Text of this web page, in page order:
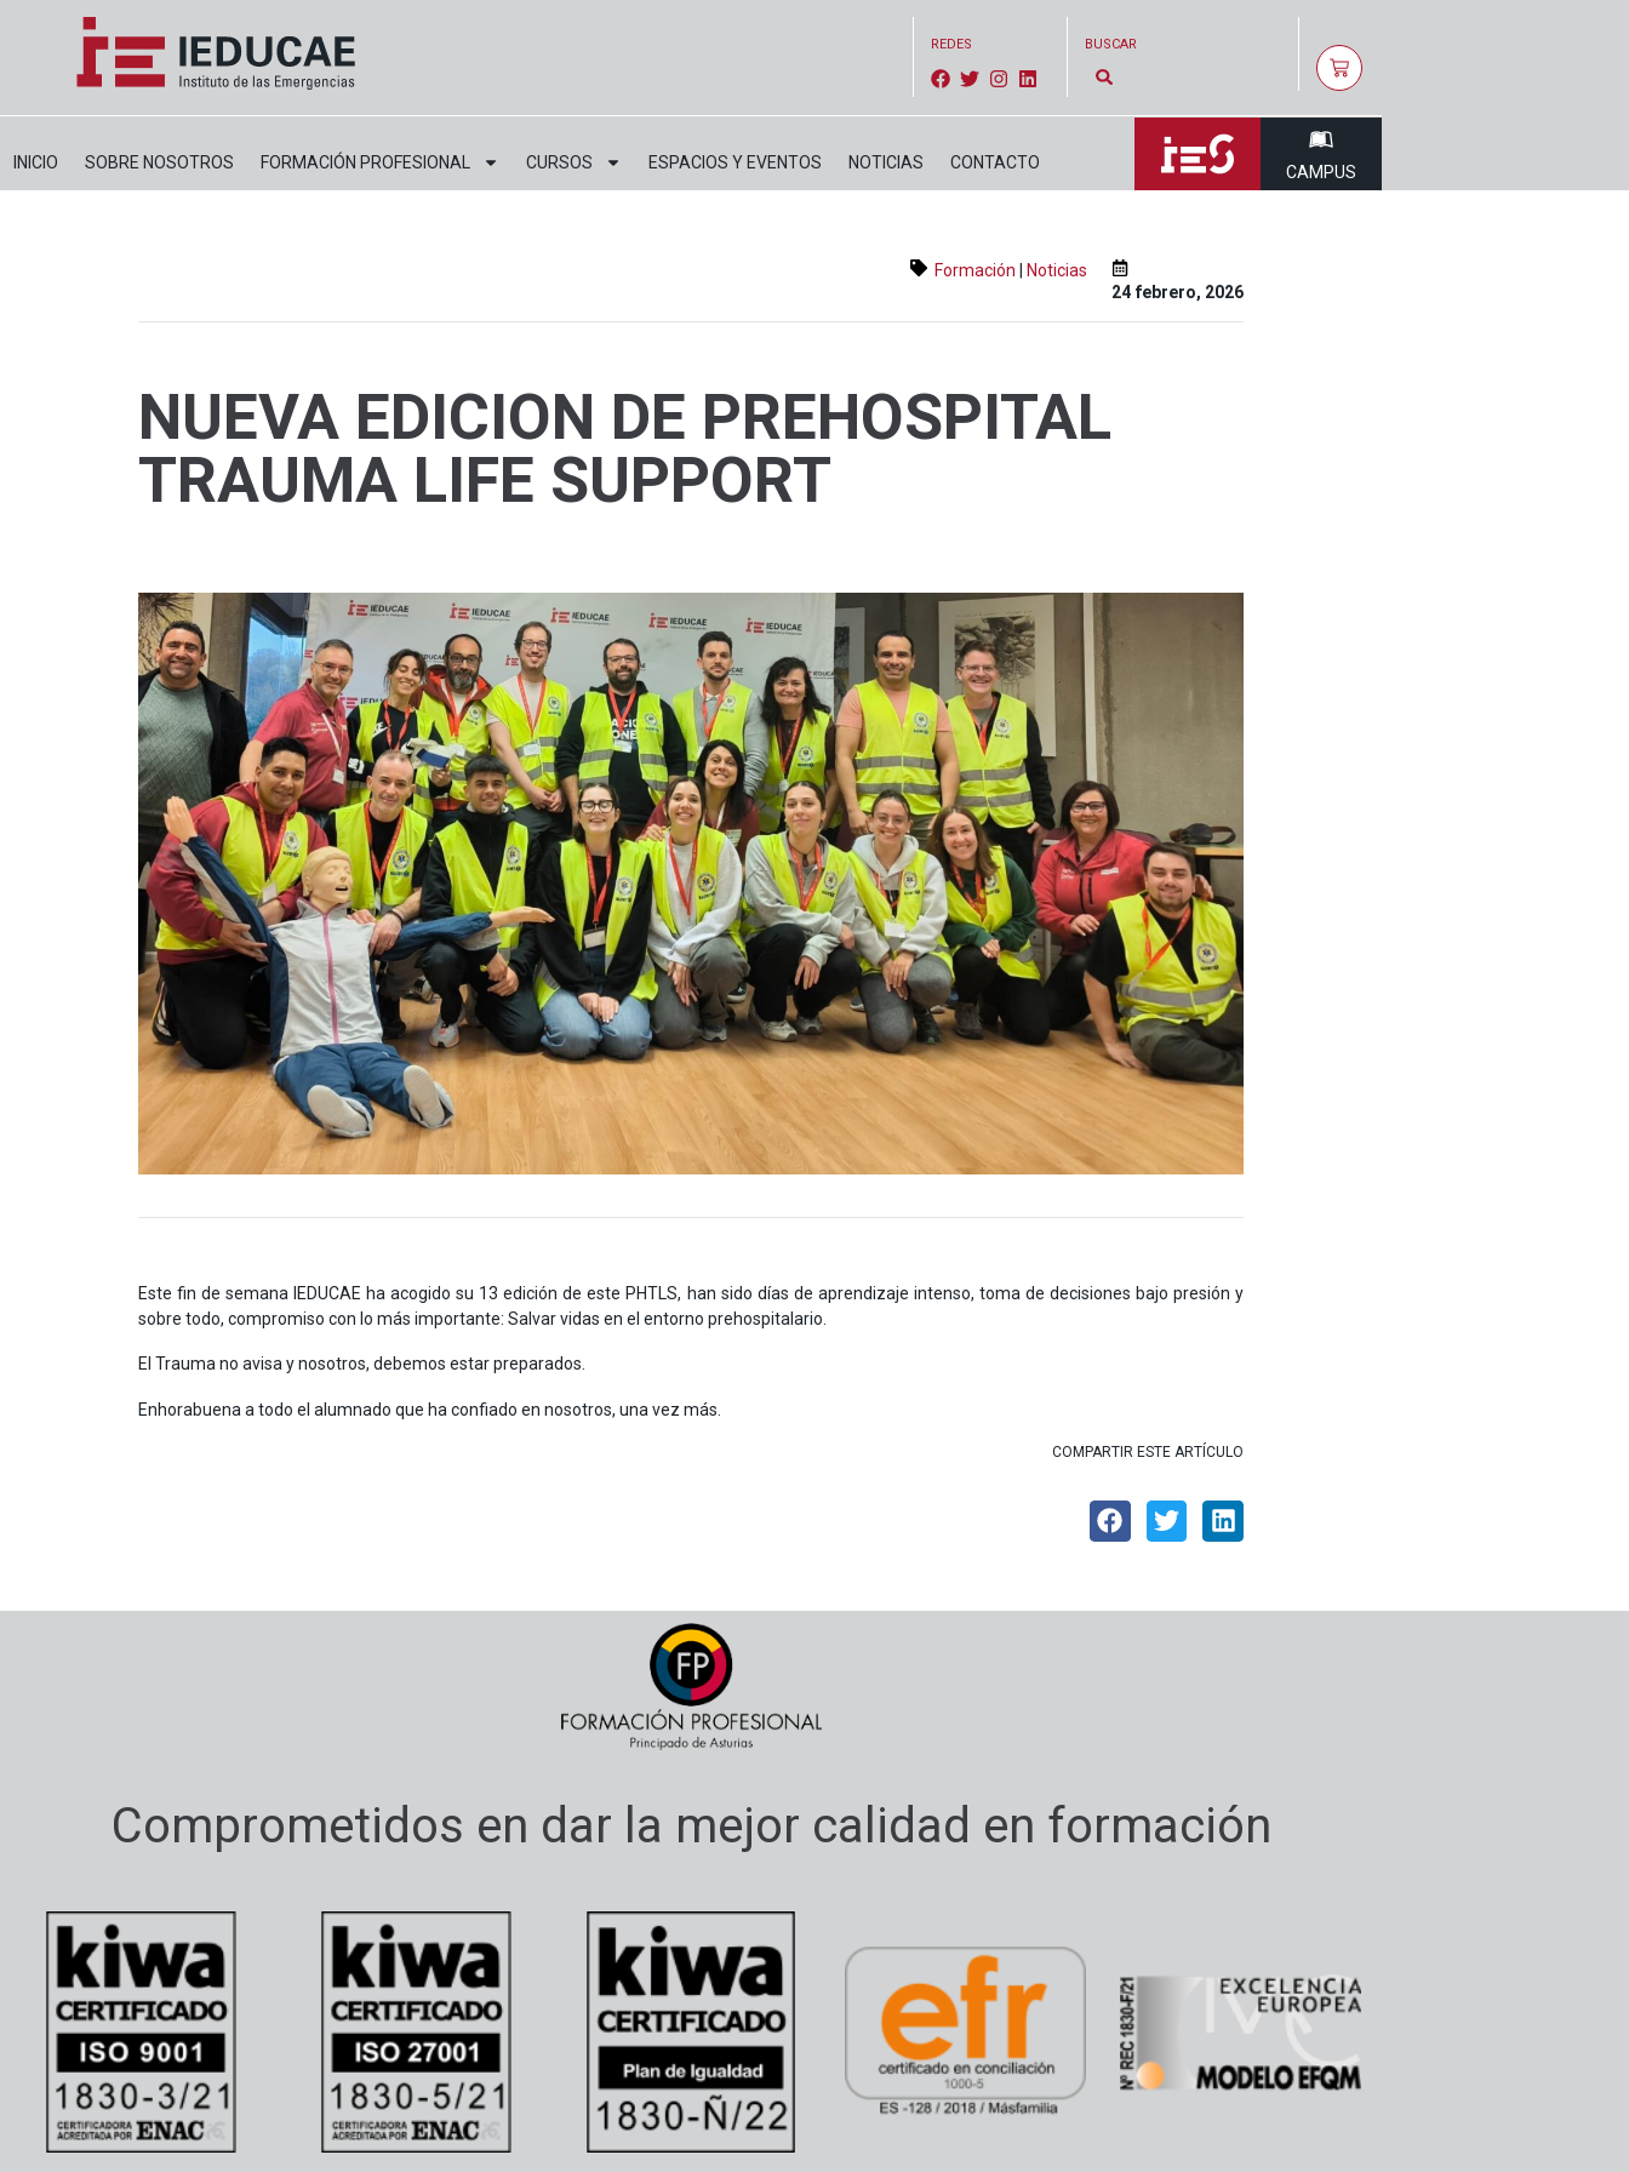
REDES BUSCAR
INICIO SOBRE NOSOTROS FORMACIÓN PROFESIONAL CURSOS ESPACIOS Y EVENTOS NOTICIAS CONTACTO CAMPUS
Formación
Noticias
24 febrero, 2026
NUEVA EDICION DE PREHOSPITAL
TRAUMA LIFE SUPPORT
Este fin de semana IEDUCAE ha acogido su 13 edición de este PHTLS, han sido días de aprendizaje intenso, toma de decisiones bajo presión y
sobre todo, compromiso con lo más importante: Salvar vidas en el entorno prehospitalario.
El Trauma no avisa y nosotros, debemos estar preparados.
Enhorabuena a todo el alumnado que ha confiado en nosotros, una vez más.
COMPARTIR ESTE ARTÍCULO
Comprometidos en dar la mejor calidad en formación